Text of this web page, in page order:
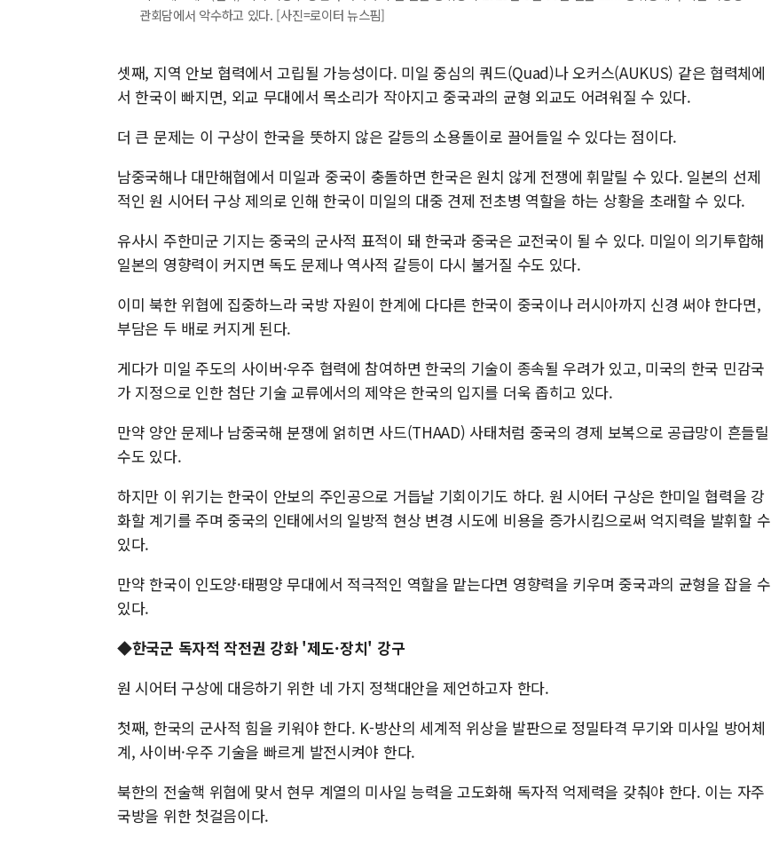
관회담에서 악수하고 있다. [사진=로이터 뉴스핌]
셋째, 지역 안보 협력에서 고립될 가능성이다. 미일 중심의 쿼드(Quad)나 오커스(AUKUS) 같은 협력체에
서 한국이 빠지면, 외교 무대에서 목소리가 작아지고 중국과의 균형 외교도 어려워질 수 있다.
더 큰 문제는 이 구상이 한국을 뜻하지 않은 갈등의 소용돌이로 끌어들일 수 있다는 점이다.
남중국해나 대만해협에서 미일과 중국이 충돌하면 한국은 원치 않게 전쟁에 휘말릴 수 있다. 일본의 선제
적인 원 시어터 구상 제의로 인해 한국이 미일의 대중 견제 전초병 역할을 하는 상황을 초래할 수 있다.
유사시 주한미군 기지는 중국의 군사적 표적이 돼 한국과 중국은 교전국이 될 수 있다. 미일이 의기투합해
일본의 영향력이 커지면 독도 문제나 역사적 갈등이 다시 불거질 수도 있다.
이미 북한 위협에 집중하느라 국방 자원이 한계에 다다른 한국이 중국이나 러시아까지 신경 써야 한다면,
부담은 두 배로 커지게 된다.
게다가 미일 주도의 사이버·우주 협력에 참여하면 한국의 기술이 종속될 우려가 있고, 미국의 한국 민감국
가 지정으로 인한 첨단 기술 교류에서의 제약은 한국의 입지를 더욱 좁히고 있다.
만약 양안 문제나 남중국해 분쟁에 얽히면 사드(THAAD) 사태처럼 중국의 경제 보복으로 공급망이 흔들릴
수도 있다.
하지만 이 위기는 한국이 안보의 주인공으로 거듭날 기회이기도 하다. 원 시어터 구상은 한미일 협력을 강
화할 계기를 주며 중국의 인태에서의 일방적 현상 변경 시도에 비용을 증가시킴으로써 억지력을 발휘할 수
있다.
만약 한국이 인도양·태평양 무대에서 적극적인 역할을 맡는다면 영향력을 키우며 중국과의 균형을 잡을 수
있다.
◆한국군 독자적 작전권 강화 '제도·장치' 강구
원 시어터 구상에 대응하기 위한 네 가지 정책대안을 제언하고자 한다.
첫째, 한국의 군사적 힘을 키워야 한다. K-방산의 세계적 위상을 발판으로 정밀타격 무기와 미사일 방어체
계, 사이버·우주 기술을 빠르게 발전시켜야 한다.
북한의 전술핵 위협에 맞서 현무 계열의 미사일 능력을 고도화해 독자적 억제력을 갖춰야 한다. 이는 자주
국방을 위한 첫걸음이다.